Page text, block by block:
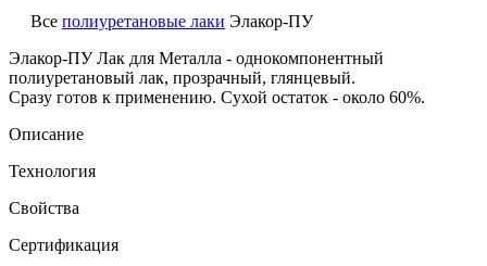
Все полиуретановые лаки Элакор-ПУ
Элакор-ПУ Лак для Металла - однокомпонентный
полиуретановый лак, прозрачный, глянцевый.
Сразу готов к применению. Сухой остаток - около 60%.
Описание
Технология
Свойства
Сертификация